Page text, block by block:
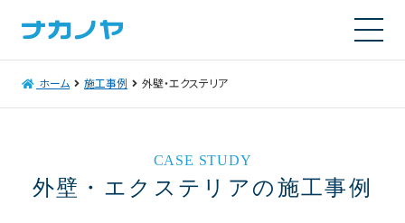
ホーム 施工事例 外壁・エクステリア
CASE STUDY
外壁・エクステリアの施工事例